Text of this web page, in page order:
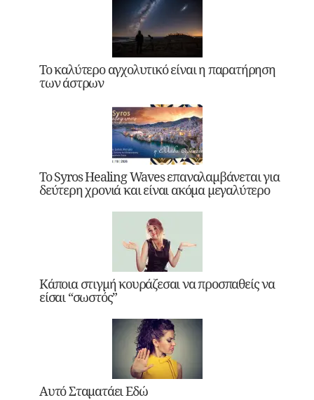
Το καλύτερο αγχολυτικό είναι η παρατήρηση
των άστρων
Το Syros Healing Waves επαναλαμβάνεται για
δεύτερη χρονιά και είναι ακόμα μεγαλύτερο
Κάποια στιγμή κουράζεσαι να προσπαθείς να
είσαι “σωστός”
Αυτό Σταματάει Εδώ